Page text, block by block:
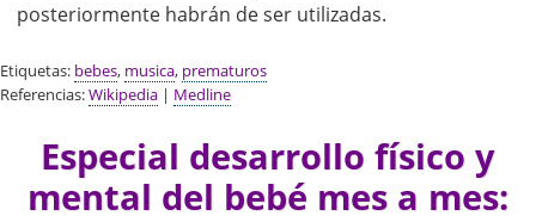
posteriormente habrán de ser utilizadas.
Etiquetas: bebes, musica, prematuros
Referencias:Wikipedia | Medline
Especial desarrollo físico y
mental del bebé mes a mes: